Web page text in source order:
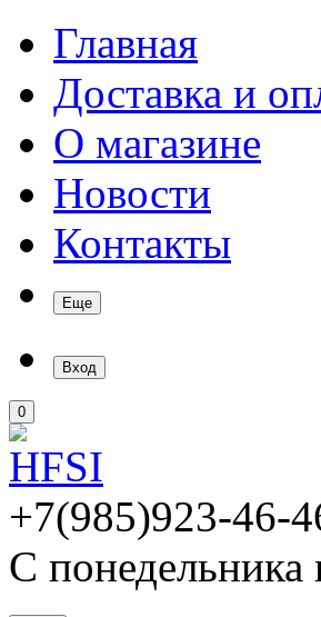
Главная
Доставка и
О магазине
Новости
Контакты
Еще
Вход
0
+7(985)923-46-
С